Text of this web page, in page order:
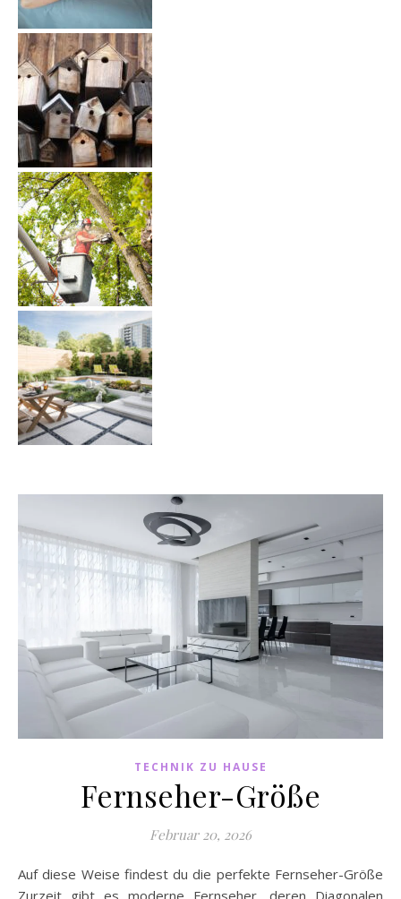
TECHNIK ZU HAUSE
Fernseher-Größe
Februar 20, 2026
Auf diese Weise findest du die perfekte Fernseher-Größe
Zurzeit gibt es moderne Fernseher, deren Diagonalen